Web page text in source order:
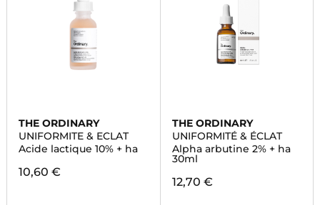
THE ORDINARY
UNIFORMITE & ECLAT
Acide lactique 10% + ha
10,60 €
THE ORDINARY
UNIFORMITÉ & ÉCLAT
Alpha arbutine 2% + ha
30ml
12,70 €